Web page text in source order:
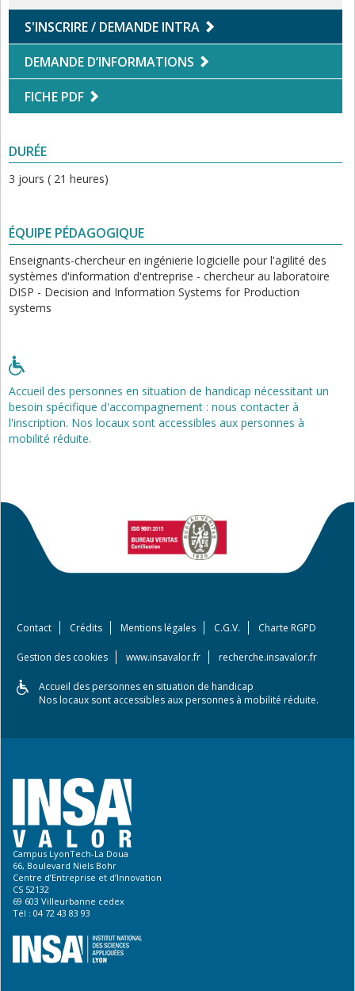
S'INSCRIRE / DEMANDE INTRA
DEMANDE D’INFORMATIONS
FICHE PDF
DURÉE
3 jours ( 21 heures)
ÉQUIPE PÉDAGOGIQUE
Enseignants-chercheur en ingénierie logicielle pour l'agilité des
systèmes d'information d'entreprise - chercheur au laboratoire
DISP - Decision and Information Systems for Production
systems
Accueil des personnes en situation de handicap nécessitant un
besoin spécifique d'accompagnement : nous contacter à
l'inscription. Nos locaux sont accessibles aux personnes à
mobilité réduite.
Contact Crédits Mentions légales C.G.V. Charte RGPD
Gestion des cookies www.insavalor.fr recherche.insavalor.fr
Accueil des personnes en situation de handicap
Nos locaux sont accessibles aux personnes à mobilité réduite.
Campus LyonTech-La Doua
66, Boulevard Niels Bohr
Centre d’Entreprise et d’Innovation
CS 52132
69 603 Villeurbanne cedex
Tél : 04 72 43 83 93